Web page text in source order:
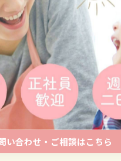
2026/08/05
タグ Tags
い合わせ・ご相談はこちら